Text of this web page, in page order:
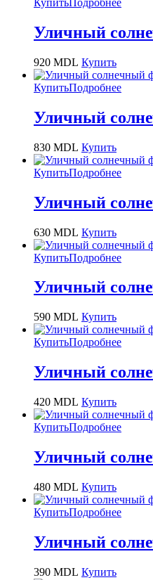
КупитьПодробнее
Уличный
920 MDL Купить
КупитьПодробнее
Уличный
830 MDL Купить
КупитьПодробнее
Уличный
630 MDL Купить
КупитьПодробнее
Уличный
590 MDL Купить
КупитьПодробнее
Уличный
420 MDL Купить
КупитьПодробнее
Уличный
480 MDL Купить
КупитьПодробнее
Уличный
390 MDL Купить